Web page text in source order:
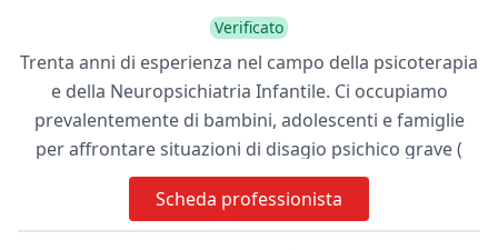
Verificato
Trenta anni di esperienza nel campo della psicoterapia
e della Neuropsichiatria Infantile. Ci occupiamo
prevalentemente di bambini, adolescenti e famiglie
per affrontare situazioni di disagio psichico grave (
autolesionismo, ritiro sociale, tentato suicidio, violenza
filioparentale, esordi psicotici). Siamo organizzati per
diagnosticare e trattare disturbi dell'apprendimento e
Scheda professionista